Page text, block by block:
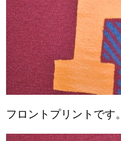
フロントプリントです。